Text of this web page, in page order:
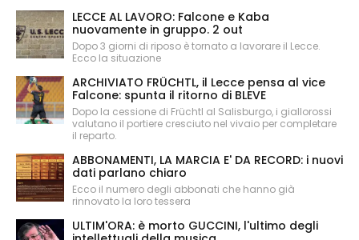
LECCE AL LAVORO: Falcone e Kaba
nuovamente in gruppo. 2 out
Dopo 3 giorni di riposo è tornato a lavorare il Lecce.
Ecco la situazione
ARCHIVIATO FRÜCHTL, il Lecce pensa al vice
Falcone: spunta il ritorno di BLEVE
Dopo la cessione di Früchtl al Salisburgo, i giallorossi
valutano il portiere cresciuto nel vivaio per completare
il reparto.
ABBONAMENTI, LA MARCIA E' DA RECORD: i nuovi
dati parlano chiaro
Ecco il numero degli abbonati che hanno già
rinnovato la loro tessera
ULTIM'ORA: è morto GUCCINI, l'ultimo degli